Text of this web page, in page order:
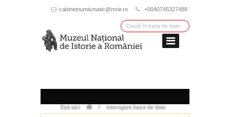
cabinetnumismatic@mnir.ro +0040745327488
Ești aici: / interogare baza de date